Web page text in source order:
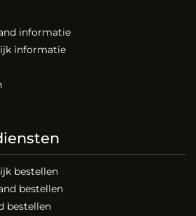
informatie
informatie
bestellen
bestellen
bestellen